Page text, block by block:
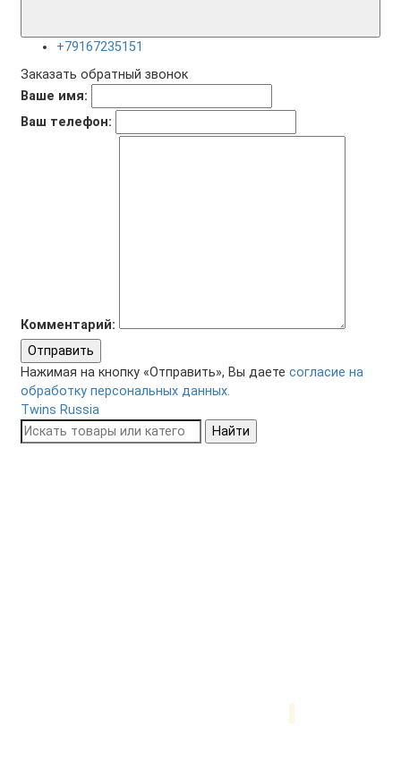
+79167235151
Заказать обратный звонок
Ваше имя:
Ваш телефон:
Комментарий:
Отправить
Нажимая на кнопку «Отправить», Вы даете согласие на
обработку персональных данных.
Twins Russia
Найти